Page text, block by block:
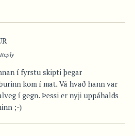
Reply
í fyrstu skipti þegar
kom í mat. Vá hvað hann var
í gegn. Þessi er nyji uppáhalds
;-)